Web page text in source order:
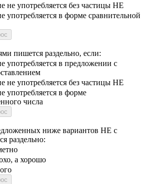
не употребляется без частицы НЕ
употребляется в форме сравнительной
пишется раздельно, если:
употребляется в предложении с
не употребляется без частицы НЕ
употребляется в форме
числа
ниже вариантов НЕ с
раздельно:
а хорошо